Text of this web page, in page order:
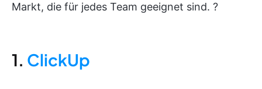
Markt, die für jedes Team geeignet sind. ?
1. ClickUp